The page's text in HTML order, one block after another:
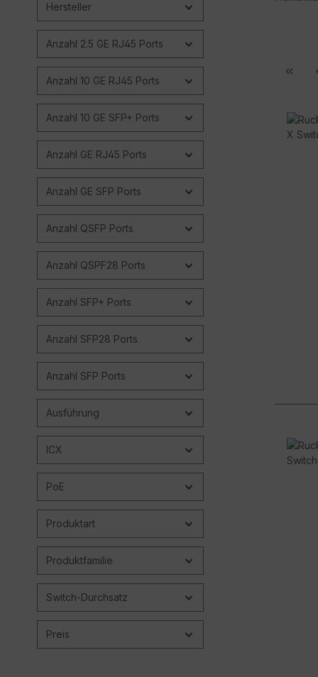
Hersteller
Anzahl 2.5 GE RJ45 Ports
Anzahl 10 GE RJ45 Ports
Anzahl 10 GE SFP+ Ports
Anzahl GE RJ45 Ports
Anzahl GE SFP Ports
Anzahl QSFP Ports
Anzahl QSPF28 Ports
Anzahl SFP+ Ports
Anzahl SFP28 Ports
Anzahl SFP Ports
Ausführung
ICX
PoE
Produktart
Produktfamilie
Switch-Durchsatz
Preis